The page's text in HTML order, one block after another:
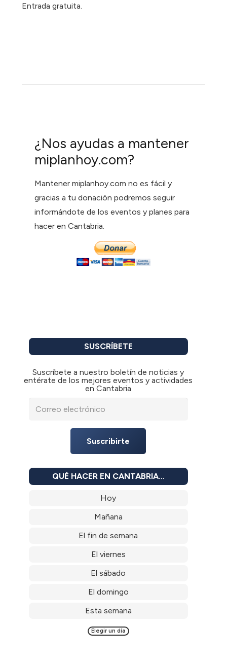
Entrada gratuita.
¿Nos ayudas a mantener
miplanhoy.com?
Mantener miplanhoy.com no es fácil y
gracias a tu donación podremos seguir
informándote de los eventos y planes para
hacer en Cantabria.
SUSCRÍBETE
Suscríbete a nuestro boletín de noticias y
entérate de los mejores eventos y actividades
en Cantabria
Suscribirte
QUÉ HACER EN CANTABRIA…
Hoy
Mañana
El fin de semana
El viernes
El sábado
El domingo
Esta semana
Elegir un día